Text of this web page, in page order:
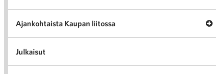
Ajankohtaista Kaupan liitossa
Julkaisut